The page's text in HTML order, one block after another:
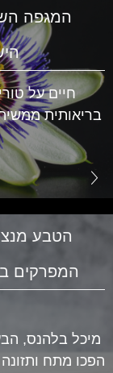
המגפה
חיים על
בריאותית
הטבע
המפרקים
מיכל בלהנס,
הפכו מתח